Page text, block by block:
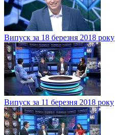
Випуск за 18 березня 2018 року
Випуск за 11 березня 2018 року